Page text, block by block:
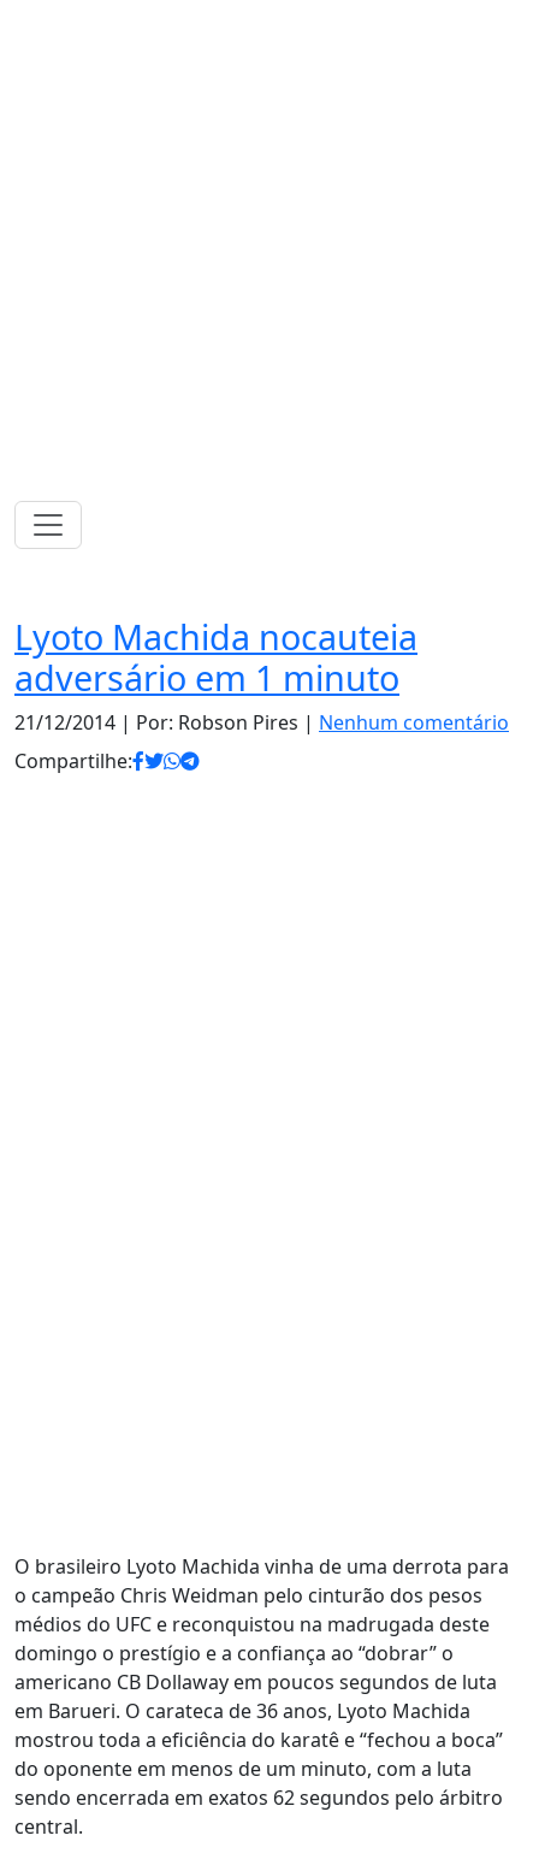
Lyoto Machida nocauteia
adversário em 1 minuto
21/12/2014 | Por: Robson Pires | Nenhum comentário
Compartilhe:
O brasileiro Lyoto Machida vinha de uma derrota para
o campeão Chris Weidman pelo cinturão dos pesos
médios do UFC e reconquistou na madrugada deste
domingo o prestígio e a confiança ao “dobrar” o
americano CB Dollaway em poucos segundos de luta
em Barueri. O carateca de 36 anos, Lyoto Machida
mostrou toda a eficiência do karatê e “fechou a boca”
do oponente em menos de um minuto, com a luta
sendo encerrada em exatos 62 segundos pelo árbitro
central.